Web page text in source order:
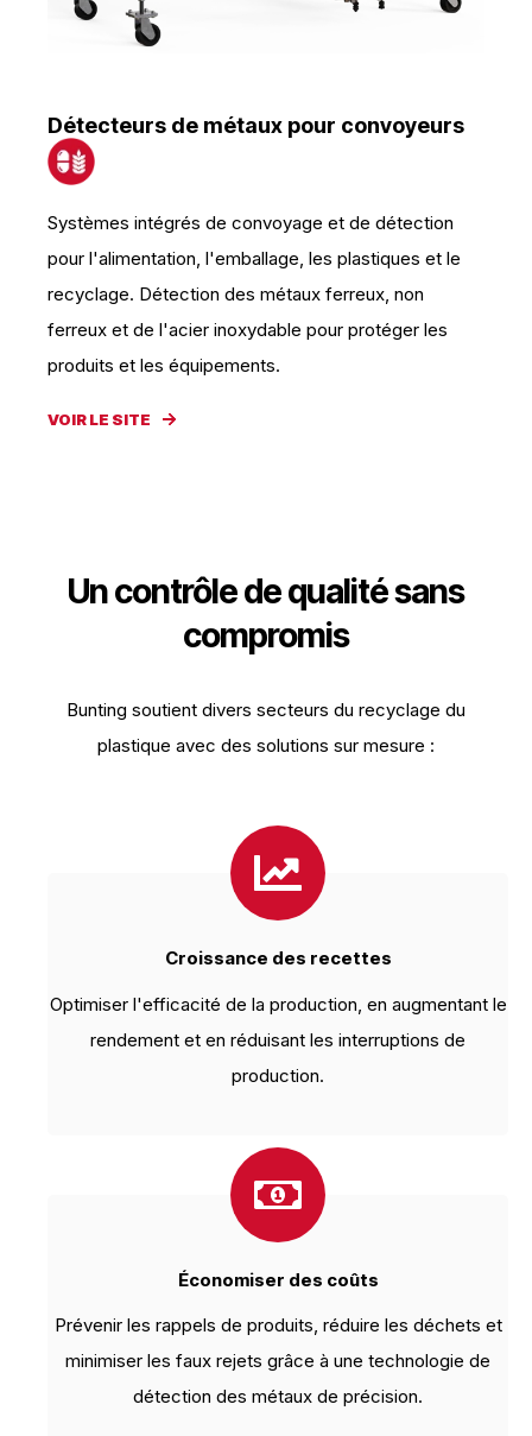
Détecteurs de métaux pour convoyeurs
Systèmes intégrés de convoyage et de détection
pour l'alimentation, l'emballage, les plastiques et le
recyclage. Détection des métaux ferreux, non
ferreux et de l'acier inoxydable pour protéger les
produits et les équipements.
VOIR LE SITE
Un contrôle de qualité sans
compromis
Bunting soutient divers secteurs du recyclage du
plastique avec des solutions sur mesure :
Croissance des recettes
Optimiser l'efficacité de la production, en augmentant le
rendement et en réduisant les interruptions de
production.
Économiser des coûts
Prévenir les rappels de produits, réduire les déchets et
minimiser les faux rejets grâce à une technologie de
détection des métaux de précision.